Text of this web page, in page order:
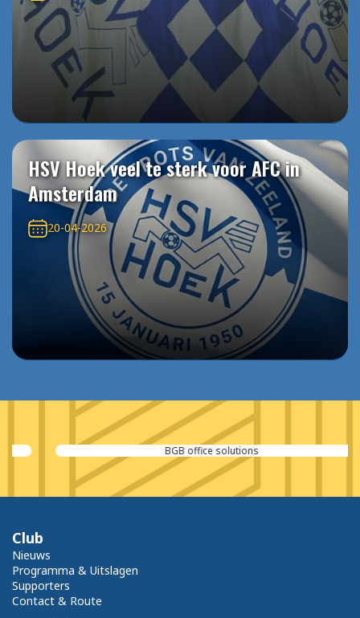
HSV Hoek veel te sterk voor AFC in
Amsterdam
20-04-2026
BGB office solutions
Club
Nieuws
Programma & Uitslagen
Supporters
Contact & Route